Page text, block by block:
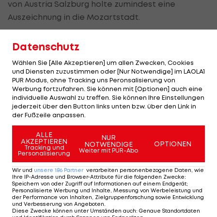
von Austria Salzburg holte zumindest eine
Auszeichnung in die Mozartstadt.
Jahres" an Cornelia Haas von LUV Graz. Team des
Jahres wurde Vizemeister FC Südburgenland. Als
Schiedsrichter der Saison durfte sich der
Vorarlberger Thomas Gangl beklatschen lassen.
Spieler der
Saison
Zlatko
Junuzovic
Austria Wien
Spielerin der
Saison
Cornelia
Haas
LUV Graz
Trainer der
Franco
Sturm Graz
Datenschutz
Wählen Sie [Alle Akzeptieren] um allen Zwecken, Cookies
und Diensten zuzustimmen oder [Nur Notwendige] im LAOLA1
PUR Modus, ohne Tracking uns Peronsalisierung von
Werbung fortzufahren. Sie können mit [Optionen] auch eine
individuelle Auswahl zu treffen. Sie können Ihre Einstellungen
jederzeit über den Button links unten bzw. über den Link in
der Fußzeile anpassen.
ALLE
AKZEPTIEREN
Tracking und
Personalisierung
NUR
NOTWENDIGE
Weiter mit PUR-Abo
OPTIONEN
Wir und unsere 186 Partner verarbeiten personenbezogene Daten, wie
Ihre IP-Adresse und Browser-Attribute für die folgenden Zwecke:
Speichern von oder Zugriff auf Informationen auf einem Endgerät;
Personalisierte Werbung und Inhalte, Messung von Werbeleistung und
der Performance von Inhalten, Zielgruppenforschung sowie Entwicklung
und Verbesserung von Angeboten
Diese Zwecke können unter Umständen auch: Genaue Standortdaten